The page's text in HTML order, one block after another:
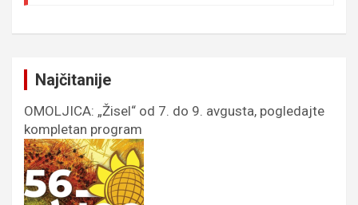
Najčitanije
OMOLJICA: „Žisel“ od 7. do 9. avgusta, pogledajte
kompletan program